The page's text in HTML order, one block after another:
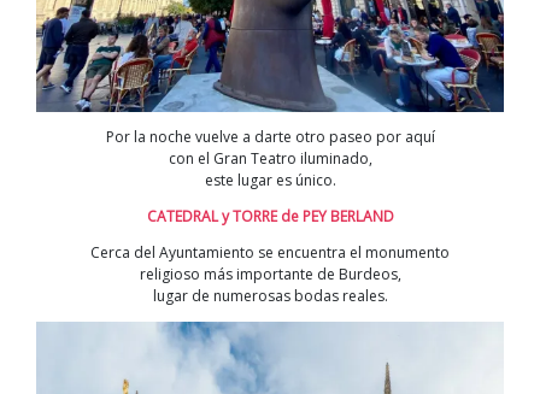
Por la noche vuelve a darte otro paseo por aquí
con el Gran Teatro iluminado,
este lugar es único.
CATEDRAL y TORRE de PEY BERLAND
Cerca del Ayuntamiento se encuentra el monumento
religioso más importante de Burdeos,
lugar de numerosas bodas reales.